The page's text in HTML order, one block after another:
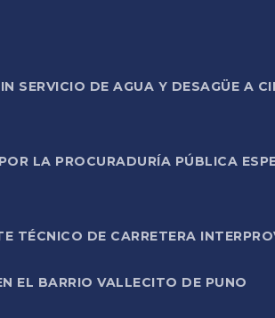
SERVICIO DE AGUA Y DESAGÜE A
LA PROCURADURÍA PÚBLICA
TÉCNICO DE CARRETERA
EL BARRIO VALLECITO DE PUNO